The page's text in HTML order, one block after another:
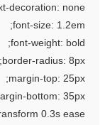
text-decoration:
font-size:
font-weight:
border-radius:
margin-top:
margin-bottom:
transform 0.3s